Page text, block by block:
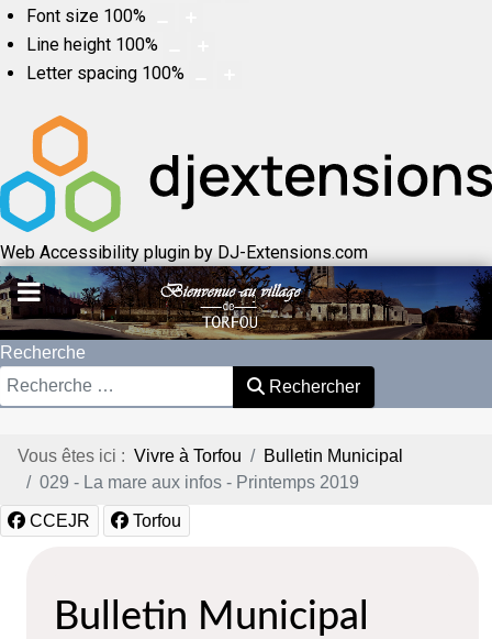
Font size 100%
Line height 100%
Letter spacing 100%
Web Accessibility plugin by DJ-Extensions.com
Recherche
Rechercher
Vous êtes ici : Vivre à Torfou
Bulletin Municipal
029 - La mare aux infos - Printemps 2019
CCEJR Torfou
Bulletin Municipal